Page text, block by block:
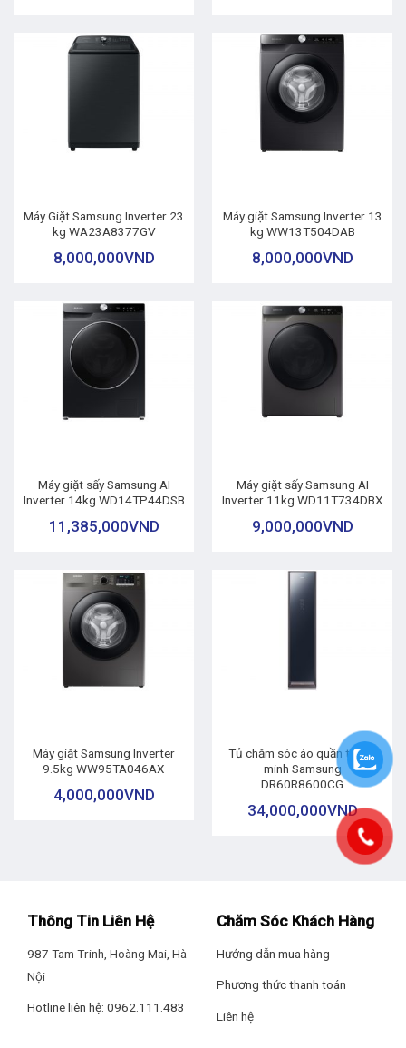
Máy Giặt Samsung Inverter 23
kg WA23A8377GV
8,000,000VND
Máy giặt Samsung Inverter 13
kg WW13T504DAB
8,000,000VND
Máy giặt sấy Samsung AI
Inverter 14kg WD14TP44DSB
11,385,000VND
Máy giặt sấy Samsung AI
Inverter 11kg WD11T734DBX
9,000,000VND
Máy giặt Samsung Inverter
9.5kg WW95TA046AX
4,000,000VND
Tủ chăm sóc áo quần thông
minh Samsung
DR60R8600CG
34,000,000VND
Thông Tin Liên Hệ
987 Tam Trinh, Hoàng Mai, Hà
Nội
Hotline liên hệ: 0962.111.483
Chăm Sóc Khách Hàng
Hướng dẫn mua hàng
Phương thức thanh toán
Liên hệ